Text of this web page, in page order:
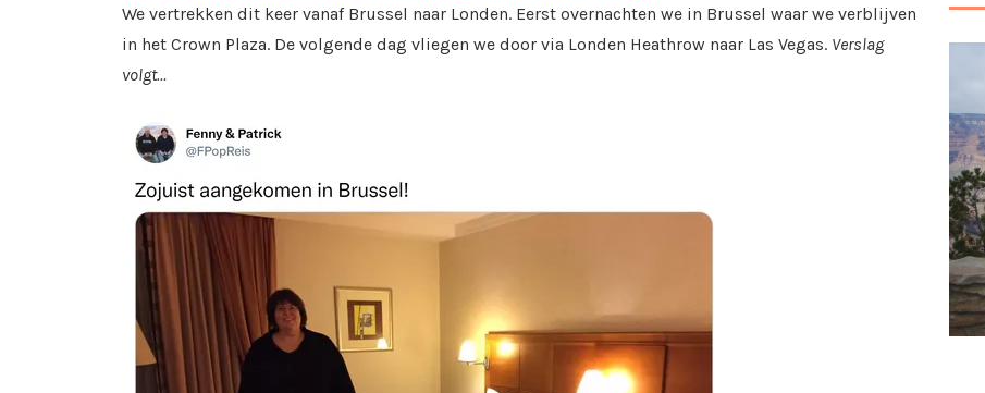
We vertrekken dit keer vanaf Brussel naar Londen. Eerst overnachten we in Brussel waar we verblijven
in het Crown Plaza. De volgende dag vliegen we door via Londen Heathrow naar Las Vegas. Verslag
volgt…